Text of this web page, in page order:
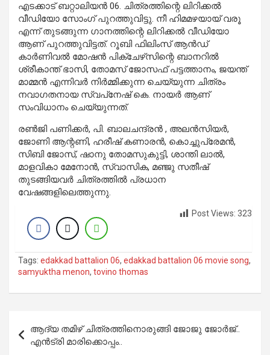
എടക്കാട് ബറ്റാലിയന്‍ 06. ചിത്രത്തിന്റെ ലിറിക്കല്‍
വീഡിയോ സോംഗ് പുറത്തുവിട്ടു. നീ ഹിമമഴയായ് വരൂ
എന്ന് തുടങ്ങുന്ന ഗാനത്തിന്റെ ലിറിക്കല്‍ വീഡിയോ
ആണ് പുറത്തുവിട്ടത്. റൂബി ഫിലിംസ് ആന്‍ഡ്
കാര്‍ണിവല്‍ മോഷന്‍ പിക്‌ചേഴ്‌സിന്റെ ബാനറില്‍
ശ്രീകാന്ത് ഭാസി, തോമസ് ജോസഫ് പട്ടത്താനം, ജയന്ത്
മാമ്മന്‍ എന്നിവര്‍ നിര്‍മ്മിക്കുന്ന ചെയ്യുന്ന ചിത്രം
നവാഗതനായ സ്വപ്‌നേഷ് കെ. നായര്‍ ആണ്
സംവിധാനം ചെയ്യുന്നത്.
രണ്‍ജി പണിക്കര്‍, പി. ബാലചന്ദ്രന്‍ , അലന്‍സിയര്‍,
ജോണി ആന്റണി, ഹരീഷ് കണാരന്‍, കൊച്ചുപ്രേമന്‍,
സിബി ജോസ്, ഷാനു തോമസുകുട്ടി, ശാന്തി ലാല്‍,
മാളവികാ മേനോന്‍, സ്വാസിക, മഞ്ജു സതീഷ്
തുടങ്ങിയവര്‍ ചിത്രത്തില്‍ പ്രധാന
വേഷങ്ങളിലെത്തുന്നു.
Post Views: 323
Tags: edakkad battalion 06, edakkad battalion 06 movie song,
samyuktha menon, tovino thomas
navigation
ആദ്യ തമിഴ് ചിത്രത്തിനൊരുങ്ങി ജോജു ജോര്‍ജ്..
എന്‍ട്രി മാരിക്കൊപ്പം..